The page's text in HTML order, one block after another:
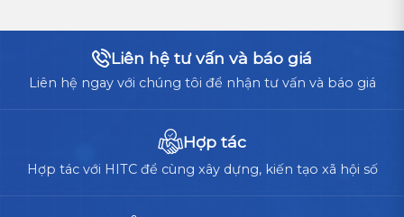
Liên hệ tư vấn và báo giá
Liên hệ ngay với chúng tôi để nhận tư vấn và báo giá
Hợp tác
Hợp tác với HITC để cùng xây dựng, kiến tạo xã hội số